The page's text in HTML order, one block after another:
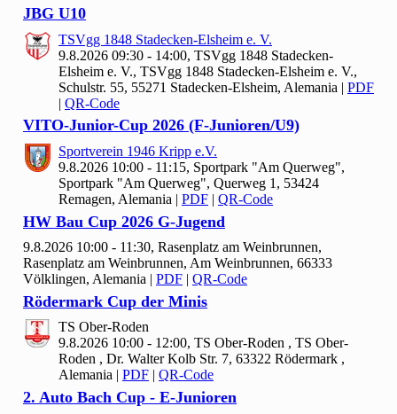
JBG U10
TSVgg 1848 Stadecken-Elsheim e. V.
9.8.2026 09:30 - 14:00, TSVgg 1848 Stadecken-
Elsheim e. V., TSVgg 1848 Stadecken-Elsheim e. V.,
Schulstr. 55, 55271 Stadecken-Elsheim, Alemania | PDF
| QR-Code
VITO-Junior-Cup 2026 (F-Junioren/U9)
Sportverein 1946 Kripp e.V.
9.8.2026 10:00 - 11:15, Sportpark "Am Querweg",
Sportpark "Am Querweg", Querweg 1, 53424
Remagen, Alemania | PDF | QR-Code
HW Bau Cup 2026 G-Jugend
9.8.2026 10:00 - 11:30, Rasenplatz am Weinbrunnen,
Rasenplatz am Weinbrunnen, Am Weinbrunnen, 66333
Völklingen, Alemania | PDF | QR-Code
Rödermark Cup der Minis
TS Ober-Roden
9.8.2026 10:00 - 12:00, TS Ober-Roden , TS Ober-
Roden , Dr. Walter Kolb Str. 7, 63322 Rödermark ,
Alemania | PDF | QR-Code
2. Auto Bach Cup - E-Junioren